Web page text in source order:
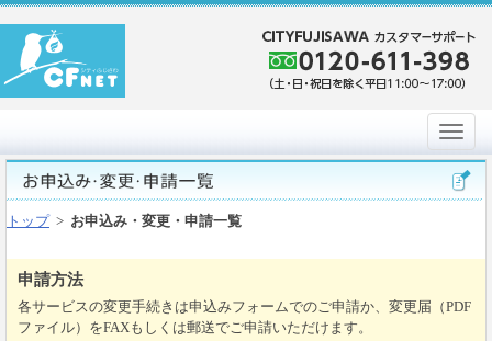
トップ> お申込み・変更・申請一覧
申請方法
各サービスの変更手続きは申込みフォームでのご申請か、変更届（PDF
ファイル）をFAXもしくは郵送でご申請いただけます。